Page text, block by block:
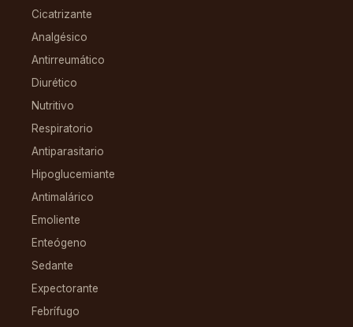
Cicatrizante
Analgésico
Antirreumático
Diurético
Nutritivo
Respiratorio
Antiparasitario
Hipoglucemiante
Antimalárico
Emoliente
Enteógeno
Sedante
Expectorante
Febrífugo